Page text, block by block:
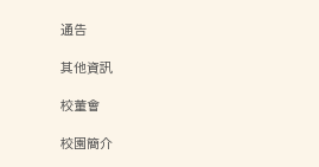
通告
其他資訊
校董會
校園簡介